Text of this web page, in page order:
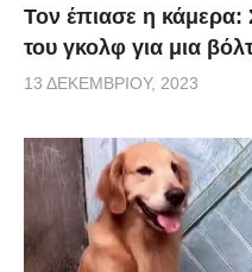
Τον έπιασε η κάμερα:
του γκολφ για μια
13 ΔΕΚΕΜΒΡΊΟΥ, 2023